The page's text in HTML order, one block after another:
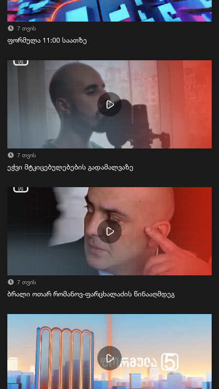
7 თვის
ფორმულა 11:00 საათზე
7 თვის
ეჭვი მტკიცებულებების გადამალვაზე
7 თვის
ბრალი ოთარ რომანოვ-ფარცხალაძის წინააღმდეგ